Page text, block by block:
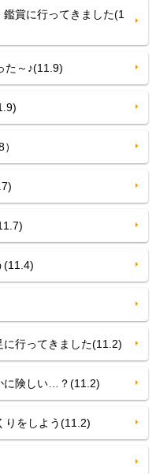
賞に行ってきました(1
～♪(11.9)
行ってきました(11.2)
険しい…？(11.2)
をしよう(11.2)